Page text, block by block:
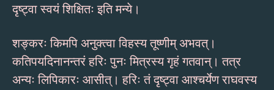
दृष्ट्वा स्वयं शिक्षितः इति मन्ये।
शङ्करः किमपि अनुक्त्वा विहस्य तूष्णीम् अभवत्।
कतिपयदिनानन्तरं हरिः पुनः मित्रस्य गृहं गतवान्। तत्र
अन्यः लिपिकारः आसीत्। हरिः तं दृष्ट्वा आश्चर्येण राघवस्य